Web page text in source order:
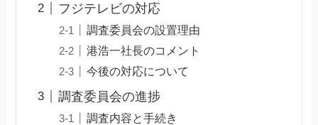
フジテレビの対応
調査委員会の設置理由
港浩一社長のコメント
今後の対応について
調査委員会の進捗
調査内容と手続き